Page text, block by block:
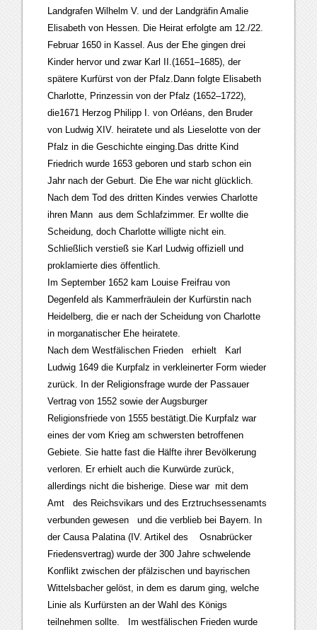
Landgrafen Wilhelm V. und der Landgräfin Amalie
Elisabeth von Hessen. Die Heirat erfolgte am 12./22.
Februar 1650 in Kassel. Aus der Ehe gingen drei
Kinder hervor und zwar Karl II.(1651–1685), der
spätere Kurfürst von der Pfalz.Dann folgte Elisabeth
Charlotte, Prinzessin von der Pfalz (1652–1722),
die1671 Herzog Philipp I. von Orléans, den Bruder
von Ludwig XIV. heiratete und als Lieselotte von der
Pfalz in die Geschichte einging.Das dritte Kind
Friedrich wurde 1653 geboren und starb schon ein
Jahr nach der Geburt. Die Ehe war nicht glücklich.
Nach dem Tod des dritten Kindes verwies Charlotte
ihren Mann aus dem Schlafzimmer. Er wollte die
Scheidung, doch Charlotte willigte nicht ein.
Schließlich verstieß sie Karl Ludwig offiziell und
proklamierte dies öffentlich.
Im September 1652 kam Louise Freifrau von
Degenfeld als Kammerfräulein der Kurfürstin nach
Heidelberg, die er nach der Scheidung von Charlotte
in morganatischer Ehe heiratete.
Nach dem Westfälischen Frieden erhielt Karl
Ludwig 1649 die Kurpfalz in verkleinerter Form wieder
zurück. In der Religionsfrage wurde der Passauer
Vertrag von 1552 sowie der Augsburger
Religionsfriede von 1555 bestätigt.Die Kurpfalz war
eines der vom Krieg am schwersten betroffenen
Gebiete. Sie hatte fast die Hälfte ihrer Bevölkerung
verloren. Er erhielt auch die Kurwürde zurück,
allerdings nicht die bisherige. Diese war mit dem
Amt des Reichsvikars und des Erztruchsessenamts
verbunden gewesen und die verblieb bei Bayern. In
der Causa Palatina (IV. Artikel des Osnabrücker
Friedensvertrag) wurde der 300 Jahre schwelende
Konflikt zwischen der pfälzischen und bayrischen
Wittelsbacher gelöst, in dem es darum ging, welche
Linie als Kurfürsten an der Wahl des Königs
teilnehmen sollte. Im westfälischen Frieden wurde